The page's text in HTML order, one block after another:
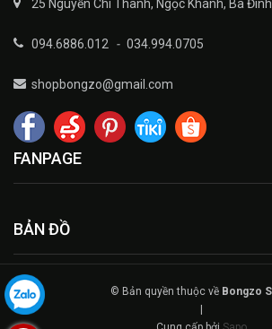
25 Nguyễn Chí Thanh, Ngọc Khánh, Ba
094.6886.012 - 034.994.0705
shopbongzo@gmail.com
FANPAGE
BẢN ĐỒ
© Bản quyền thuộc về Bongzo
|